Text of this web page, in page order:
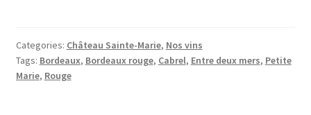
FRANC
quantity
Categories: Château Sainte-Marie, Nos vins
Tags: Bordeaux, Bordeaux rouge, Cabrel, Entre deux mers, Petite
Marie, Rouge